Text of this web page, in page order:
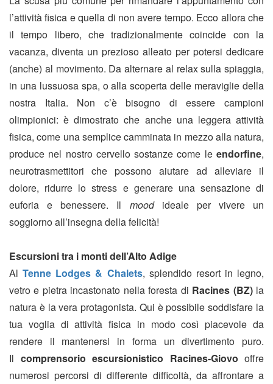
l’attività fisica e quella di non avere tempo. Ecco allora che
il tempo libero, che tradizionalmente coincide con la
vacanza, diventa un prezioso alleato per potersi dedicare
(anche) al movimento. Da alternare al relax sulla spiaggia,
in una lussuosa spa, o alla scoperta delle meraviglie della
nostra Italia. Non c’è bisogno di essere campioni
olimpionici: è dimostrato che anche una leggera attività
fisica, come una semplice camminata in mezzo alla natura,
produce nel nostro cervello sostanze come le endorfine,
neurotrasmettitori che possono aiutare ad alleviare il
dolore, ridurre lo stress e generare una sensazione di
euforia e benessere. Il
mood
ideale per vivere un
soggiorno all’insegna della felicità!
Escursioni tra i monti dell’Alto Adige
Al Tenne Lodges & Chalets, splendido resort in legno,
vetro e pietra incastonato nella foresta di Racines (BZ) la
natura è la vera protagonista. Qui è possibile soddisfare la
tua voglia di attività fisica in modo così piacevole da
rendere il mantenersi in forma un divertimento puro.
Il comprensorio escursionistico Racines-Giovo offre
numerosi percorsi di differente difficoltà, da affrontare a